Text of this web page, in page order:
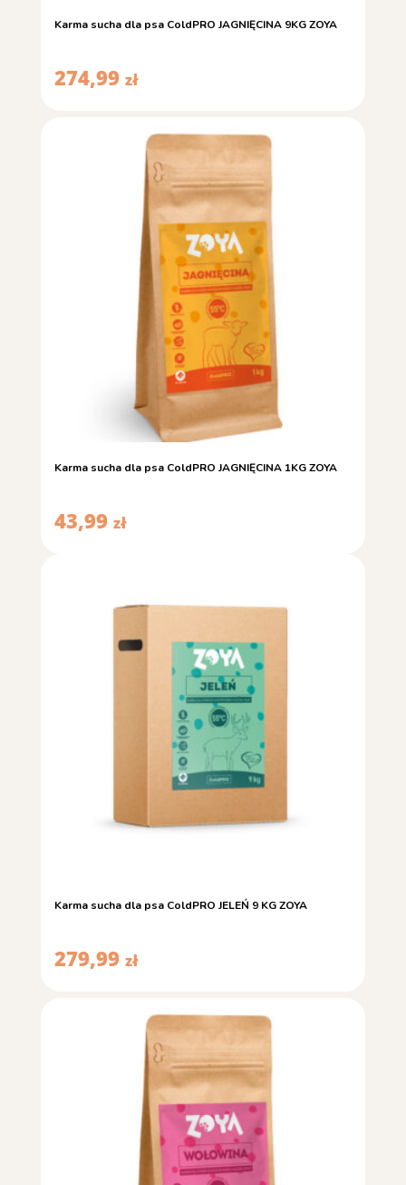
Karma sucha dla psa ColdPRO JAGNIĘCINA 9KG ZOYA
274,99 zł
Karma sucha dla psa ColdPRO JAGNIĘCINA 1KG ZOYA
43,99 zł
Karma sucha dla psa ColdPRO JELEŃ 9 KG ZOYA
279,99 zł